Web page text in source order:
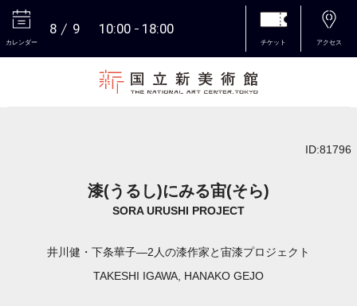
カレンダー
8 9 10:00 18:00
チケット アクセス
ID:81796
漆(うるし)にみる宙(そら)
SORA URUSHI PROJECT
井川健・下条華子―2人の漆作家と宙漆プロジェクト
TAKESHI IGAWA, HANAKO GEJO